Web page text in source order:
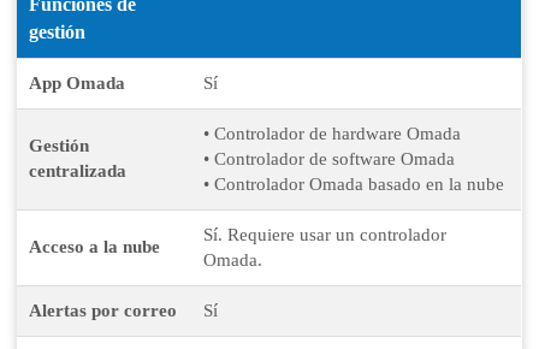
gestión
App Omada Sí
Gestión
centralizada
• Controlador de hardware Omada
• Controlador de software Omada
• Controlador Omada basado en la nube
Acceso a la nube
Sí. Requiere usar un controlador
Omada.
Alertas por correo Sí